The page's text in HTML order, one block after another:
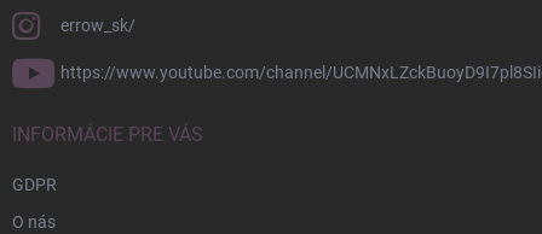
errow_sk/
https://www.youtube.com/channel/
INFORMÁCIE PRE VÁS
GDPR
O nás